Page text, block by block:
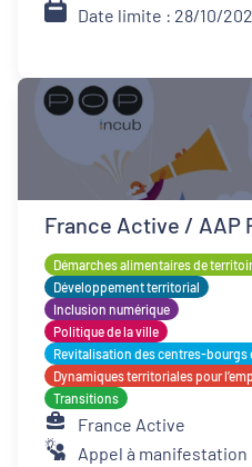
Date limite : 28/10/
France Active / AAP
Démarches alimentaires de
Développement territorial
Inclusion numérique
Politique de la ville
Revitalisation des centres-bourgs
Dynamiques territoriales pour
Transitions
France Active
Appel à